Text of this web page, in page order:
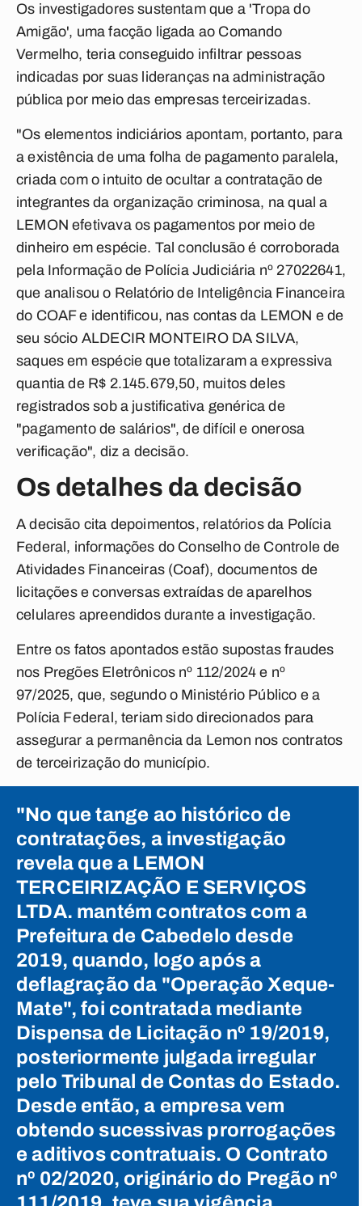
Os investigadores sustentam que a 'Tropa do
Amigão', uma facção ligada ao Comando
Vermelho, teria conseguido infiltrar pessoas
indicadas por suas lideranças na administração
pública por meio das empresas terceirizadas.
"Os elementos indiciários apontam, portanto, para
aexistência de uma folha de pagamento paralela,
criada com o intuito de ocultar acontratação de
integrantes da organização criminosa, na qual a
LEMON efetivava os pagamentos por meio de
dinheiro em espécie. Tal conclusão é corroborada
pela Informação de Polícia Judiciária nº 27022641,
que analisou o Relatório de Inteligência Financeira
do COAF e identificou, nas contas da LEMON e de
seu sócio ALDECIR MONTEIRO DA SILVA,
saques em espécie que totalizaram aexpressiva
quantia de R$ 2.145.679,50, muitos deles
registrados sob a justificativa genérica de
"pagamento de salários", de difícil e onerosa
verificação", diz a decisão.
Os detalhes da decisão
A decisão cita depoimentos, relatórios da Polícia
Federal, informações do Conselho de Controle de
Atividades Financeiras (Coaf), documentos de
licitações e conversas extraídas de aparelhos
celulares apreendidos durante a investigação.
Entre os fatos apontados estão supostas fraudes
nos Pregões Eletrônicos nº 112/2024 e nº
97/2025, que, segundo o Ministério Público e a
Polícia Federal, teriam sido direcionados para
assegurar a permanência da Lemon nos contratos
de terceirização do município.
"No que tange ao histórico de
contratações, a investigação
revela que a LEMON
TERCEIRIZAÇÃO E SERVIÇOS
LTDA. mantém contratos com a
Prefeitura de Cabedelo desde
2019, quando, logo após a
deflagração da "Operação Xeque-
Mate", foi contratada mediante
Dispensa de Licitação nº 19/2019,
posteriormente julgada irregular
pelo Tribunal de Contas do Estado.
Desde então, a empresa vem
obtendo sucessivas prorrogações
e aditivos contratuais. O Contrato
nº 02/2020, originário do Pregão nº